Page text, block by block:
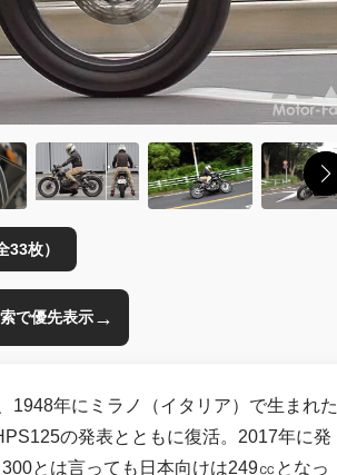
枚）
で優先表示→
1948年にミラノ（イタリア）で生まれた
の発表とともに復活。2017年に発
とは言っても日本向けは249㏄となっ